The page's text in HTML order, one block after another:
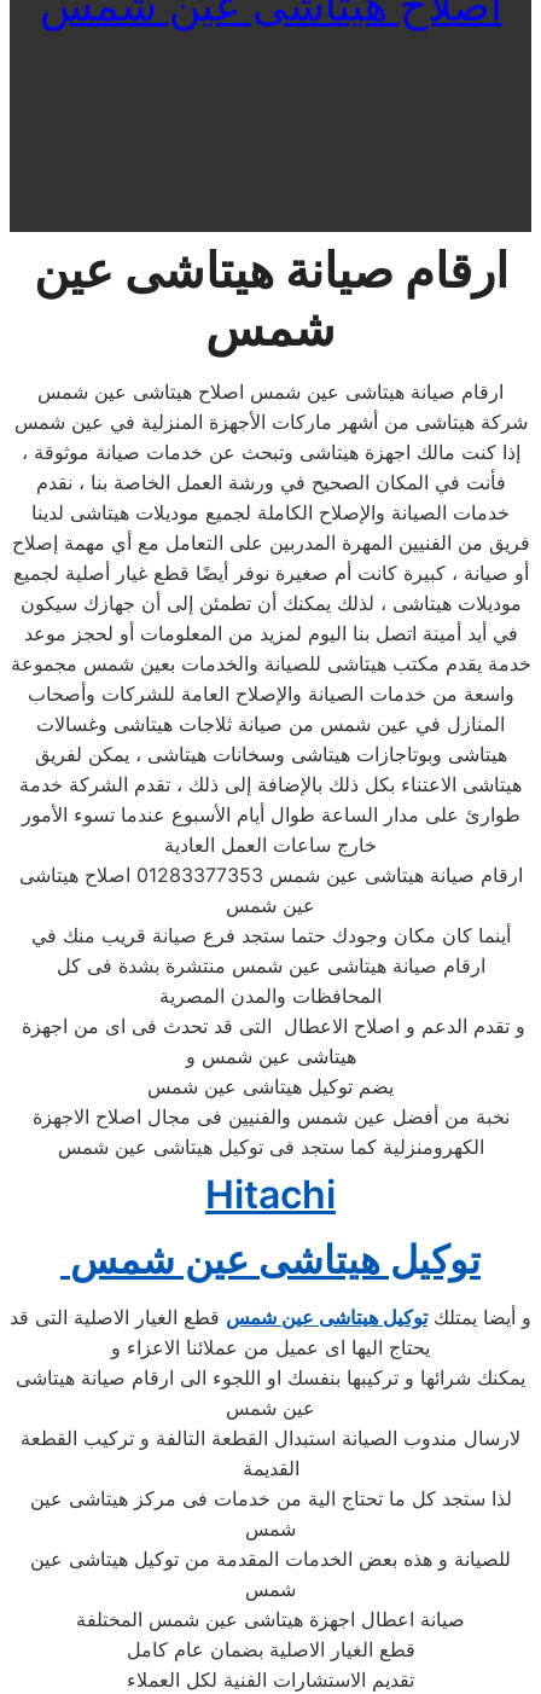
ارقام صيانة هيتاشى عين
شمس
ارقام صيانة هيتاشى عين شمس اصلاح هيتاشى عين شمس
شركة هيتاشى من أشهر ماركات الأجهزة المنزلية في عين شمس
إذا كنت مالك اجهزة هيتاشى وتبحث عن خدمات صيانة موثوقة ،
فأنت في المكان الصحيح في ورشة العمل الخاصة بنا ، نقدم
خدمات الصيانة والإصلاح الكاملة لجميع موديلات هيتاشى لدينا
فريق من الفنيين المهرة المدربين على التعامل مع أي مهمة إصلاح
أو صيانة ، كبيرة كانت أم صغيرة نوفر أيضًا قطع غيار أصلية لجميع
موديلات هيتاشى ، لذلك يمكنك أن تطمئن إلى أن جهازك سيكون
في أيد أمينة اتصل بنا اليوم لمزيد من المعلومات أو لحجز موعد
خدمة يقدم مكتب هيتاشى للصيانة والخدمات بعين شمس مجموعة
واسعة من خدمات الصيانة والإصلاح العامة للشركات وأصحاب
المنازل في عين شمس من صيانة ثلاجات هيتاشى وغسالات
هيتاشى وبوتاجازات هيتاشى وسخانات هيتاشى ، يمكن لفريق
هيتاشى الاعتناء بكل ذلك بالإضافة إلى ذلك ، تقدم الشركة خدمة
طوارئ على مدار الساعة طوال أيام الأسبوع عندما تسوء الأمور
خارج ساعات العمل العادية
ارقام صيانة هيتاشى عين شمس 01283377353 اصلاح هيتاشى
عين شمس
أينما كان مكان وجودك حتما ستجد فرع صيانة قريب منك في
ارقام صيانة هيتاشى عين شمس منتشرة بشدة فى كل
المحافظات والمدن المصرية
هيتاشى عين شمس و
يضم توكيل هيتاشى عين شمس
نخبة من أفضل عين شمس والفنيين فى مجال اصلاح الاجهزة
الكهرومنزلية كما ستجد فى توكيل هيتاشى عين شمس
Hitachi
توكيل هيتاشى عين شمس
و أيضا يمتلكتوكيل هيتاشى عين شمس قطع الغيار الاصلية التى قد
يحتاج اليها اى عميل من عملائنا الاعزاء و
يمكنك شرائها و تركيبها بنفسك او اللجوء الى ارقام صيانة هيتاشى
عين شمس
لارسال مندوب الصيانة استبدال القطعة التالفة و تركيب القطعة
القديمة
لذا ستجد كل ما تحتاج الية من خدمات فى مركز هيتاشى عين
شمس
للصيانة و هذه بعض الخدمات المقدمة من توكيل هيتاشى عين
شمس
صيانة اعطال اجهزة هيتاشى عين شمس المختلفة
قطع الغيار الاصلية بضمان عام كامل
تقديم الاستشارات الفنية لكل العملاء